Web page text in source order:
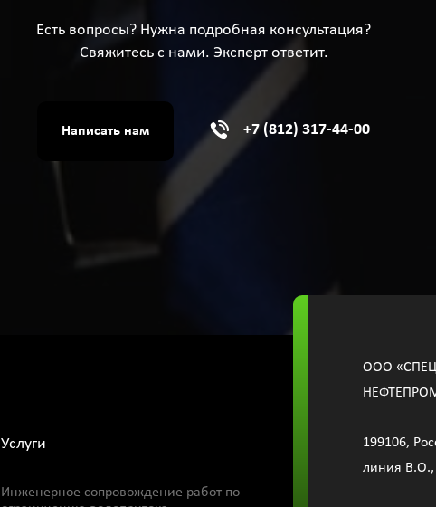
Есть вопросы? Нужна подробная консультация?
Свяжитесь с нами. Эксперт ответит.
Написать нам +7 (812) 317-44-00
Услуги
Инженерное сопровождение работ по
OOО
199106,
линия В.О.,